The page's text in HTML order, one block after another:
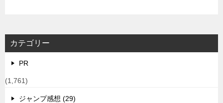
カテゴリー
PR
(1,761)
ジャンプ感想 (29)